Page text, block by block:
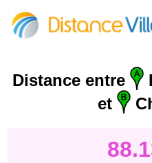
Distance entre
et